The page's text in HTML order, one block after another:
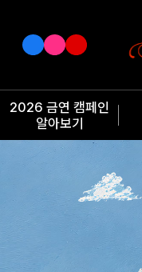
2026 금연 캠페인
알아보기